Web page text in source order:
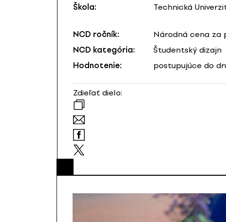
Škola: Technická
NCD ročník:
Národná cena za
NCD kategória:
Študentský dizajn
Hodnotenie:
postupujúce do
Zdieľať dielo: